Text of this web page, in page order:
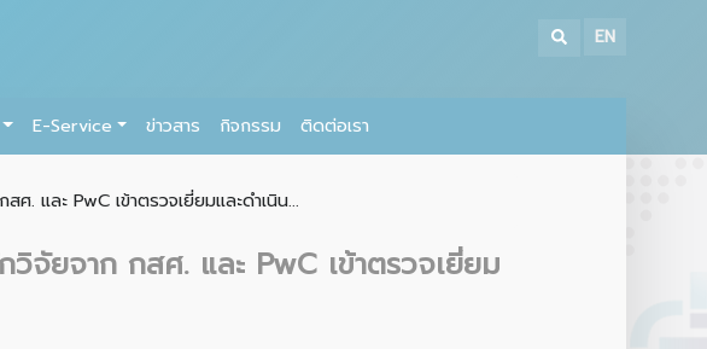
EN
E-Service ข่าวสาร กิจกรรม ติดต่อเรา
. และ PwC เข้าตรวจเยี่ยมและดำเนิน...
จัยจาก กสศ. และ PwC เข้าตรวจเยี่ยม